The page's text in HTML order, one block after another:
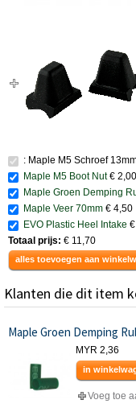
: Maple M5 Schroef
Maple M5 Boot Nut € 2,00
Maple Groen Demping
Maple Veer 70mm € 4,50
EVO Plastic Heel Intake
Totaal prijs: € 11,70
alles toevoegen aan
Klanten die dit item
Maple Groen Demping
MYR 2,36
in
Voeg toe